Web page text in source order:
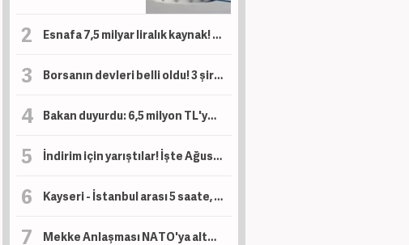
Esnafa 7,5 milyar liralık kaynak! 'Kesintisiz bir şekilde desteklemeye devam'
Borsanın devleri belli oldu! 3 şirketin piyasa değeri 1 trilyon lirayı aştı
Bakan duyurdu: 6,5 milyon TL'ye kadar destek sağlanacak!
İndirim için yarıştılar! İşte Ağustos ayı kampanyalı sıfır otomobil fiyatları!
Kayseri - İstanbul arası 5 saate, Kayseri - Ankara arası da 1 saat 45 dakikaya düşecek!
Mekke Anlaşması NATO'ya alternatif bir yapı değil!